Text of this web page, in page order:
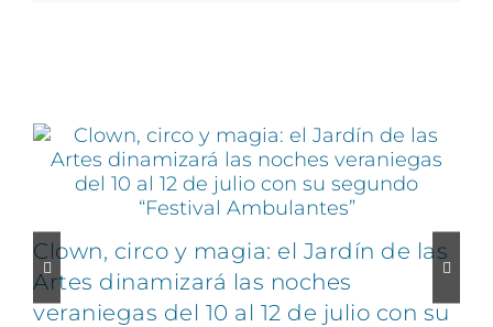
Clown, circo y magia: el Jardín de las
Artes dinamizará las noches
veraniegas del 10 al 12 de julio con su